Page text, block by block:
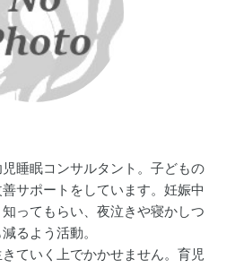
睡眠コンサルタント。子どもの
サポートをしています。妊娠中
ってもらい、夜泣きや寝かしつ
るよう活動。
ていく上でかかせません。育児